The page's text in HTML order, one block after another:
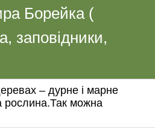
Борейка (
заповідники,
– дурне і марне
рослина.Так можна